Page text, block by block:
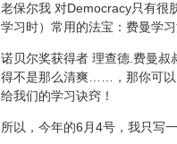
老保尔我 对Democracy只有很
学习时）常用的法宝：费曼学习
诺贝尔奖获得者 理查德.费曼叔
得不是那么清爽…… ，那你可以
给我们的学习诀窍！
所以，今年的6月4号，我只写